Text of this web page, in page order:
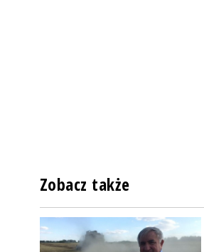
Zobacz także